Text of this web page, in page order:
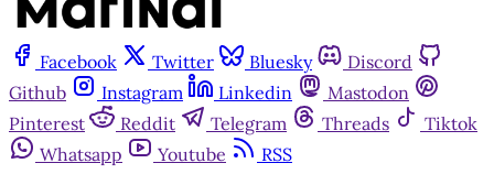
Facebook Twitter Bluesky
Discord
Github
Instagram Linkedin
Mastodon
Pinterest
Reddit Telegram Threads
Tiktok
Whatsapp
Youtube
RSS